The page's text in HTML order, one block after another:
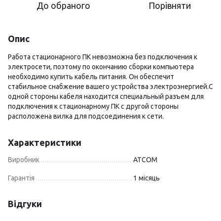
До обраного Порівняти
Опис
Работа стационарного ПК невозможна без подключения к
электросети, поэтому по окончанию сборки компьютера
необходимо купить кабель питания. Он обеспечит
стабильное снабжение вашего устройства электроэнергией.С
одной стороны кабеля находится специальный разъем для
подключения к стационарному ПК с другой стороны
расположена вилка для подсоединения к сети.
Характеристики
Виробник ATCOM
Гарантія 1 місяць
Відгуки